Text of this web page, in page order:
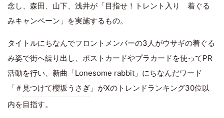
念し、森田、山下、浅井が「目指せ！トレント入り 着ぐる
みキャンペーン」を実施するもの。
タイトルにちなんでフロントメンバーの3人がウサギの着ぐる
み姿で街へ繰り出し、ポストカードやプラカードを使ってPR
活動を行い、新曲「Lonesome rabbit」にちなんだワード
「＃ 見つけて櫻坂うさぎ 」がXのトレンドランキング30位以
内を目指す。